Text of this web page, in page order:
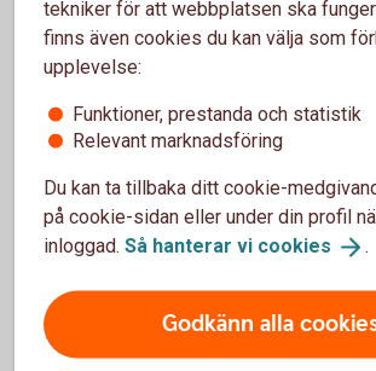
Young family with baby going over
Hur finansierar du ett
företagsköp?
Ett företagsköp är ofta en stor
genomtänkt finansiering som tar höjd
och tiden efter övertagandet skapar
förutsättningar för en bra start.
Så finansierar du ett
tekniker för att webbplatsen ska
finns även cookies du kan välja som
upplevelse:
Funktioner, prestanda och statistik
Relevant marknadsföring
Du kan ta tillbaka ditt cookie-
på cookie-sidan eller under din profil
inloggad. Så hanterar vi cookies .
Godkänn alla